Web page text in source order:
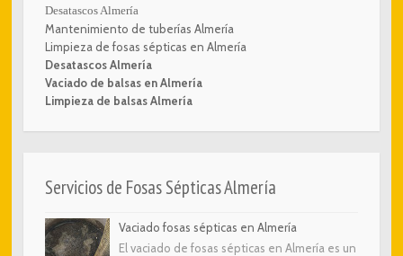
Desatascos Almería
Mantenimiento de tuberías Almería
Limpieza de fosas sépticas en Almería
Desatascos Almería
Vaciado de balsas en Almería
Limpieza de balsas Almería
Servicios de Fosas Sépticas Almería
Vaciado fosas sépticas en Almería
El vaciado de fosas sépticas en Almería es un